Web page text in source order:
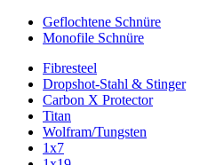
Geflochtene Schnüre
Monofile Schnüre
Fibresteel
Dropshot-Stahl & Stinger
Carbon X Protector
Titan
Wolfram/Tungsten
1x7